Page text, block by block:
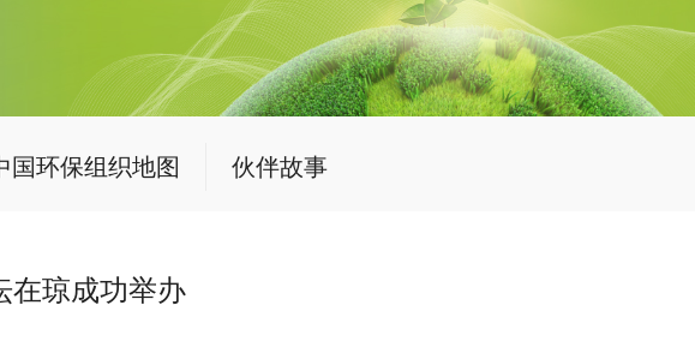
国环保组织地图 伙伴故事
在琼成功举办